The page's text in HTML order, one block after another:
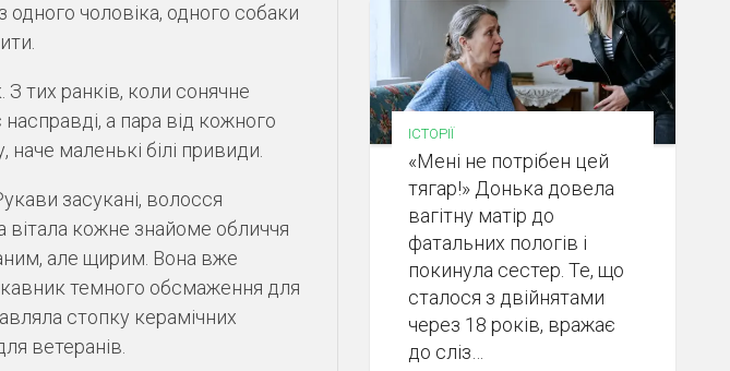
одного чоловіка, одного собаки
тих ранків, коли сонячне
а пара від кожного
наче маленькі білі привиди.
засукані, волосся
вітала кожне знайоме обличчя
але щирим. Вона вже
темного обсмаження для
стопку керамічних
ветеранів.
ІСТОРІЇ
«Мені не потрібен цей
тягар!» Донька довела
вагітну матір до
фатальних пологів і
покинула сестер. Те, що
сталося з двійнятами
через 18 років, вражає
до сліз…